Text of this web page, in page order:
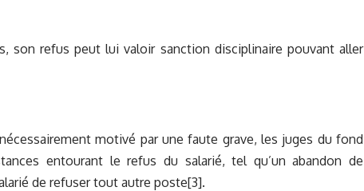
son refus peut lui valoir sanction disciplinaire pouvant aller
motivé par une faute grave, les juges du fond
entourant le refus du salarié, tel qu’un abandon de
de refuser tout autre poste[3].